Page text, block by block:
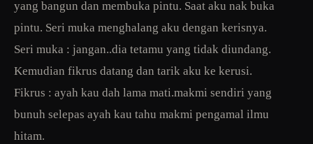
yang bangun dan membuka pintu. Saat aku nak buka
pintu. Seri muka menghalang aku dengan kerisnya.
Seri muka : jangan..dia tetamu yang tidak diundang.
Kemudian fikrus datang dan tarik aku ke kerusi.
Fikrus : ayah kau dah lama mati.makmi sendiri yang
bunuh selepas ayah kau tahu makmi pengamal ilmu
hitam.